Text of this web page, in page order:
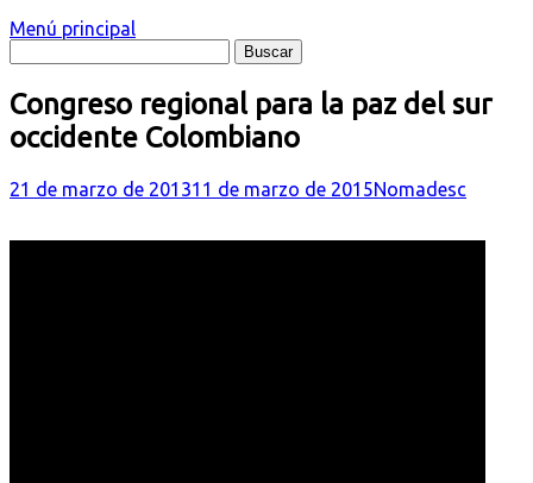
Menú principal
Congreso regional para la paz del sur
occidente Colombiano
21 de marzo de 201311 de marzo de 2015Nomadesc